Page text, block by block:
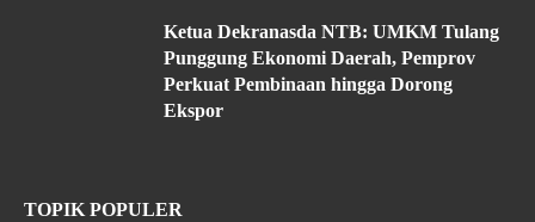
Ketua Dekranasda NTB: UMKM Tulang
Punggung Ekonomi Daerah, Pemprov
Perkuat Pembinaan hingga Dorong
Ekspor
TOPIK POPULER